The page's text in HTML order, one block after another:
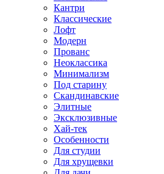
Кантри
Классические
Лофт
Модерн
Прованс
Неоклассика
Минимализм
Под старину
Скандинавские
Элитные
Эксклюзивные
Хай-тек
Особенности
Для студии
Для хрущевки